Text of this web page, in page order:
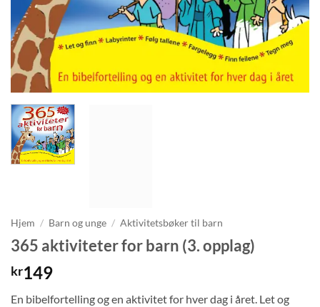
Hjem / Barn og unge / Aktivitetsbøker til barn
365 aktiviteter for barn (3. opplag)
kr149
En bibelfortelling og en aktivitet for hver dag i året. Let og